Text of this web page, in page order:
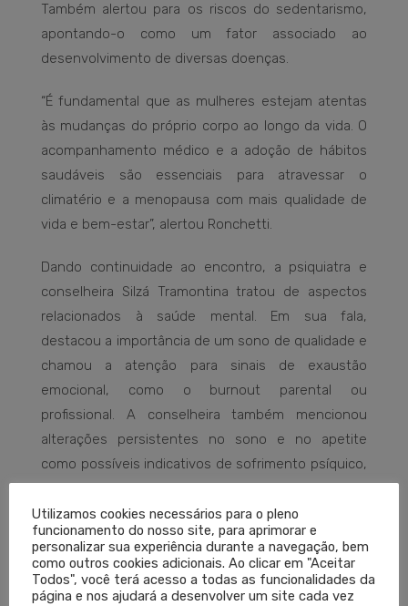
Também alertou para os riscos do sedentarismo,
apontando-o como um fator associado ao
desenvolvimento de diversas doenças.
“É fundamental que as mulheres estejam atentas
às mudanças do próprio corpo ao longo da vida. O
acompanhamento médico e a adoção de hábitos
saudáveis são essenciais para atravessar o
climatério e a menopausa com mais qualidade de
vida e bem-estar”, alertou Ronchetti.
Dando continuidade ao encontro, a psiquiatra e
conselheira Silzá Tramontina tratou de aspectos
relacionados à saúde mental. Em sua fala,
destacou a importância de um sono de qualidade e
chamou a atenção para sinais de exaustão
emocional, como o burnout parental ou
profissional. A conselheira também mencionou
alterações persistentes no sono e no apetite
como possíveis indicativos de sofrimento psíquico,
e apresentou estratégias de cuidado e prevenção
– entre elas, o fortalecimento da rede de apoio, a
prática do autocuidado e o acompanhamento
especializado.
Utilizamos cookies necessários para o pleno
funcionamento do nosso site, para aprimorar e
personalizar sua experiência durante a navegação, bem
como outros cookies adicionais. Ao clicar em "Aceitar
Todos", você terá acesso a todas as funcionalidades da
página e nos ajudará a desenvolver um site cada vez